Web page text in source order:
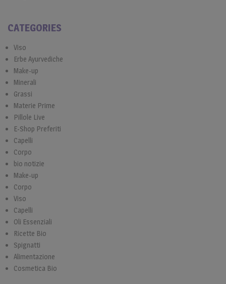
CATEGORIES
Viso
Erbe Ayurvediche
Make-up
Minerali
Grassi
Materie Prime
Pillole Live
E-Shop Preferiti
Capelli
Corpo
bio notizie
Make-up
Corpo
Viso
Capelli
Oli Essenziali
Ricette Bio
Spignatti
Alimentazione
Cosmetica Bio